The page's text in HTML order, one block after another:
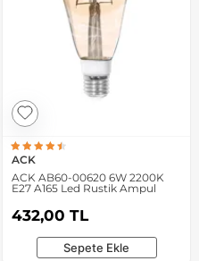
ACK
ACK AB60-00620 6W 2200K
E27 A165 Led Rustik Ampul
432,00 TL
Sepete Ekle